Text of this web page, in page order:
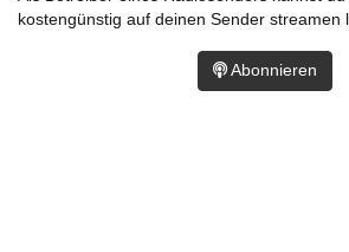
kostengünstig auf deinen Sender streamen
Abonnieren